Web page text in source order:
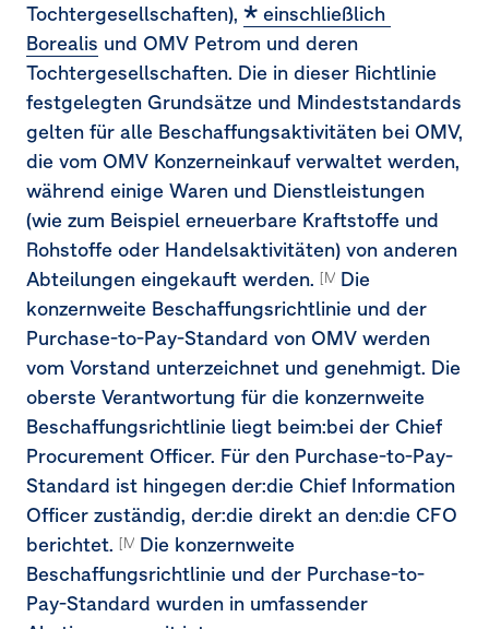
Tochtergesellschaften),
einschließlich
Borealis und OMV Petrom und deren
Tochtergesellschaften. Die in dieser Richtlinie
festgelegten Grundsätze und Mindeststandards
gelten für alle Beschaffungsaktivitäten bei OMV,
die vom OMV Konzerneinkauf verwaltet werden,
während einige Waren und Dienstleistungen
(wie zum Beispiel erneuerbare Kraftstoffe und
Rohstoffe oder Handelsaktivitäten) von anderen
Abteilungen eingekauft werden. [MDR-P-65c]
Die
konzernweite Beschaffungsrichtlinie und der
Purchase-to-Pay-Standard von OMV werden
vom Vorstand unterzeichnet und genehmigt. Die
oberste Verantwortung für die konzernweite
Beschaffungsrichtlinie liegt beim:bei der Chief
Procurement Officer. Für den Purchase-to-Pay-
Standard ist hingegen der:die Chief Information
Officer zuständig, der:die direkt an den:die CFO
berichtet. [MDR-P-65e]
Die konzernweite
Beschaffungsrichtlinie und der Purchase-to-
Pay-Standard wurden in umfassender